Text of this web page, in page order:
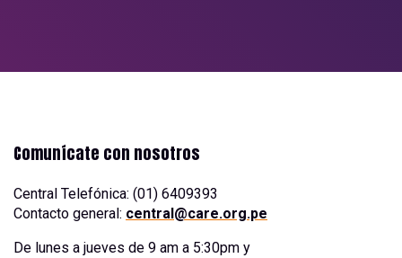
Comunícate con nosotros
Central Telefónica: (01) 6409393
Contacto general: central@care.org.pe
De lunes a jueves de 9 am a 5:30pm y